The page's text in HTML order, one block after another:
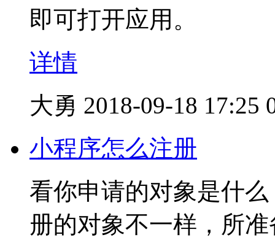
即可打开应用。
详情
大勇 2018-09-18 17:25
小程序怎么注册
看你申请的对象是什
册的对象不一样，所